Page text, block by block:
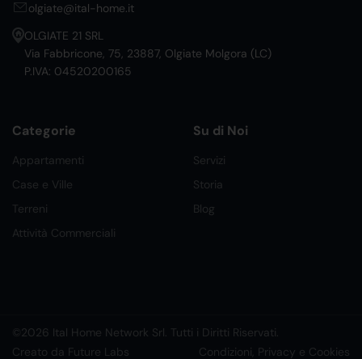
olgiate@ital-home.it
OLGIATE 21 SRL
Via Fabbricone, 75, 23887, Olgiate Molgora (LC)
P.IVA: 04520200165
Categorie
Appartamenti
Case e Ville
Terreni
Attività Commerciali
Su di Noi
Servizi
Storia
Blog
©2026 Ital Home Network Srl. Tutti i Diritti Riservati.
Creato da Future Labs
Condizioni, Privacy e Cookies